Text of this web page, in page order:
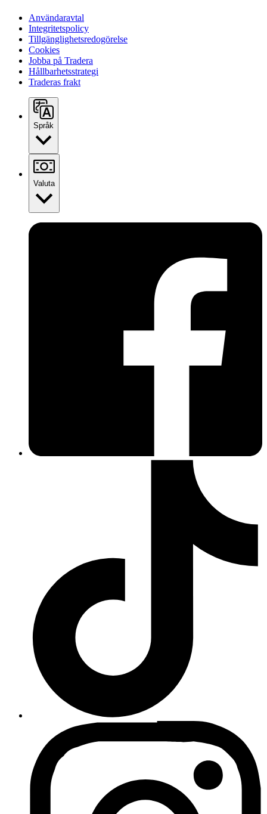
Användaravtal
Integritetspolicy
Tillgänglighetsredogörelse
Cookies
Jobba på Tradera
Hållbarhetsstrategi
Traderas frakt
Språk
Valuta